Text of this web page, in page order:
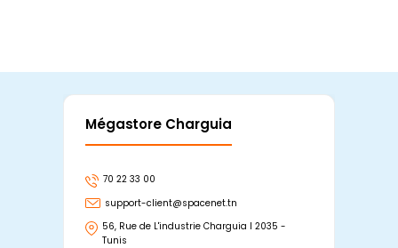
Mégastore Charguia
70 22 33 00
support-client@spacenet.tn
56, Rue de L'industrie Charguia I 2035 -
Tunis